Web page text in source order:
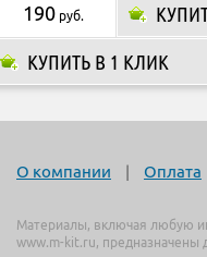
КУПИТЬ В 1 КЛИК
190руб.
Материалы, включая любую
www.m-kit.ru, предназначены
О компании | Оплата